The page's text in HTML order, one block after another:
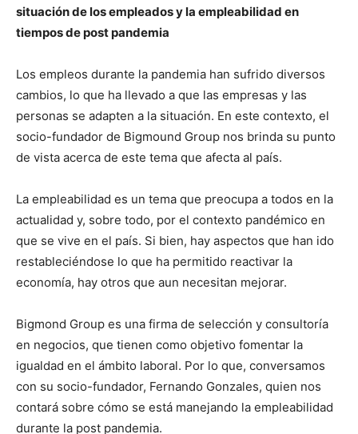
situación de los empleados y la empleabilidad en
tiempos de post pandemia
Los empleos durante la pandemia han sufrido diversos
cambios, lo que ha llevado a que las empresas y las
personas se adapten a la situación. En este contexto, el
socio-fundador de Bigmound Group nos brinda su punto
de vista acerca de este tema que afecta al país.
La empleabilidad es un tema que preocupa a todos en la
actualidad y, sobre todo, por el contexto pandémico en
que se vive en el país. Si bien, hay aspectos que han ido
restableciéndose lo que ha permitido reactivar la
economía, hay otros que aun necesitan mejorar.
Bigmond Group es una firma de selección y consultoría
en negocios, que tienen como objetivo fomentar la
igualdad en el ámbito laboral. Por lo que, conversamos
con su socio-fundador, Fernando Gonzales, quien nos
contará sobre cómo se está manejando la empleabilidad
durante la post pandemia.